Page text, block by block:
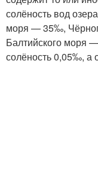
солёность вод
моря — 35‰,
Балтийского моря
солёность 0,05‰,